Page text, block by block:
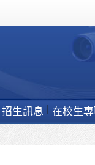
招生訊息 在校生